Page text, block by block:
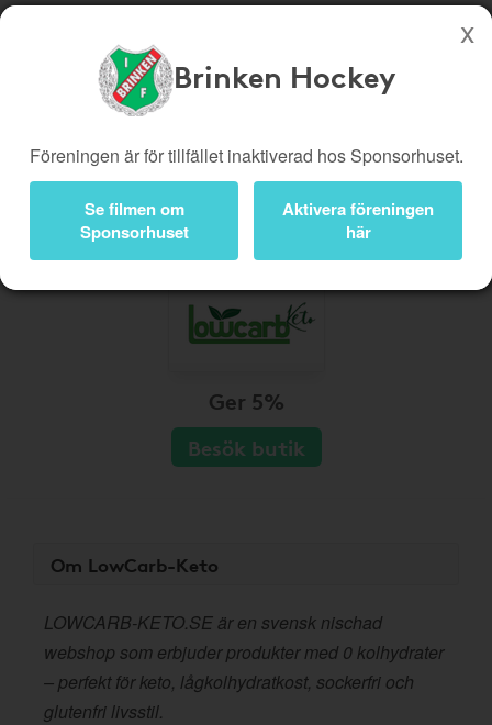
Köp genom denna sida stöttar Brinken Hockey
Presentkort
Kampanjer
Bli medlem
Logga in
Brinken Hockey
Föreningen är för tillfället inaktiverad hos Sponsorhuset.
Se filmen om
Sponsorhuset
Aktivera föreningen
här
Ger 5%
Besök butik
Om LowCarb-Keto
LOWCARB-KETO.SE är en svensk nischad
webshop som erbjuder produkter med 0 kolhydrater
– perfekt för keto, lågkolhydratkost, sockerfri och
glutenfri livsstil.